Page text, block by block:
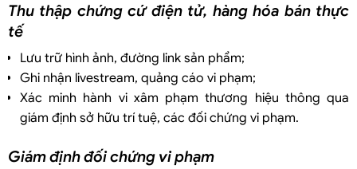
Thu thập chứng cứ điện tử, hàng hóa bán thực
tế
Lưu trữ hình ảnh, đường link sản phẩm;
Ghi nhận livestream, quảng cáo vi phạm;
Xác minh hành vi xâm phạm thương hiệu thông qua
giám định sở hữu trí tuệ, các đối chứng vi phạm.
Giám định đối chứng vi phạm